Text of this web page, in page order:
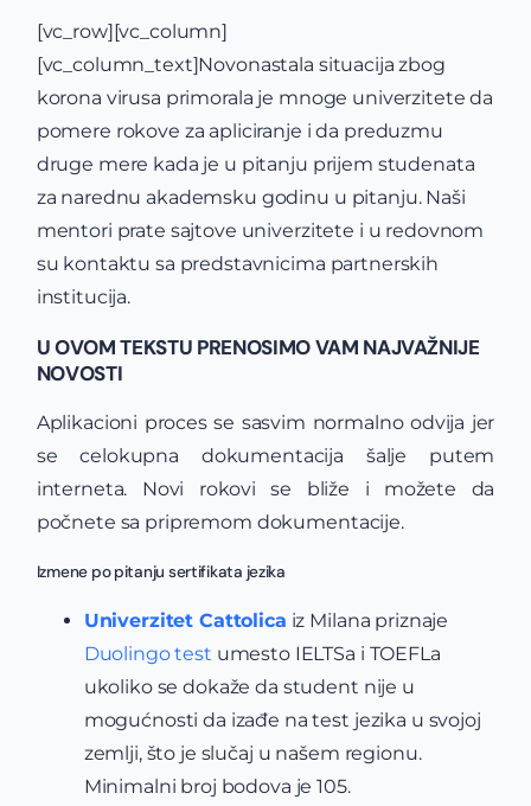
[vc_row][vc_column]
[vc_column_text]Novonastala situacija zbog
korona virusa primorala je mnoge univerzitete da
pomere rokove za apliciranje i da preduzmu
druge mere kada je u pitanju prijem studenata
za narednu akademsku godinu u pitanju. Naši
mentori prate sajtove univerzitete i u redovnom
su kontaktu sa predstavnicima partnerskih
institucija.
U OVOM TEKSTU PRENOSIMO VAM NAJVAŽNIJE
NOVOSTI
Aplikacioni proces se sasvim normalno odvija jer
se celokupna dokumentacija šalje putem
interneta. Novi rokovi se bliže i možete da
počnete sa pripremom dokumentacije.
Izmene po pitanju sertifikata jezika
Univerzitet Cattolica iz Milana priznaje
Duolingo test umesto IELTSa i TOEFLa
ukoliko se dokaže da student nije u
mogućnosti da izađe na test jezika u svojoj
zemlji, što je slučaj u našem regionu.
Minimalni broj bodova je 105.